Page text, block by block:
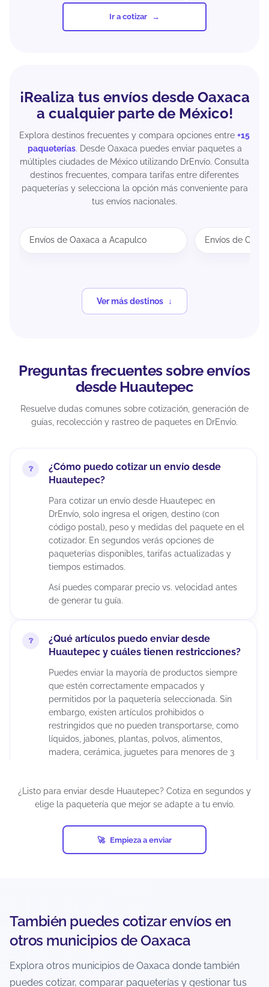
Ir a cotizar
¡Realiza tus envíos desde Oaxaca
a cualquier parte de México!
Explora destinos frecuentes y compara opciones entre +15
paqueterías. Desde Oaxaca puedes enviar paquetes a
múltiples ciudades de México utilizando DrEnvío. Consulta
destinos frecuentes, compara tarifas entre diferentes
paqueterías y selecciona la opción más conveniente para
tus envíos nacionales.
Envíos de Oaxaca a Acapulco Envíos de
Ver más destinos
Preguntas frecuentes sobre envíos
desde Huautepec
Resuelve dudas comunes sobre cotización, generación de
guías, recolección y rastreo de paquetes en DrEnvío.
¿Cómo puedo cotizar un envío desde
Huautepec?
Para cotizar un envío desde Huautepec en
DrEnvío, solo ingresa el origen, destino (con
código postal), peso y medidas del paquete en el
cotizador. En segundos verás opciones de
paqueterías disponibles, tarifas actualizadas y
tiempos estimados.
Así puedes comparar precio vs. velocidad antes
de generar tu guía.
¿Qué artículos puedo enviar desde
Huautepec y cuáles tienen restricciones?
Puedes enviar la mayoría de productos siempre
que estén correctamente empacados y
permitidos por la paquetería seleccionada. Sin
embargo, existen artículos prohibidos o
restringidos que no pueden transportarse, como
líquidos, jabones, plantas, polvos, alimentos,
madera, cerámica, juguetes para menores de 3
armas artificiales, restos humanos o animales,
diamantes industriales, pornografía, billetes de
tarjetas de crédito activadas, productos pirata,
mensajería puede establecer restricciones
adicionales, por lo que es responsabilidad del
usuario verificar las condiciones antes de generar
¿Listo para enviar desde Huautepec? Cotiza en segundos y
elige la paquetería que mejor se adapte a tu envío.
Empieza a enviar
También puedes cotizar envíos en
otros municipios de Oaxaca
Explora otros municipios de Oaxaca donde también
puedes cotizar, comparar paqueterías y gestionar tus